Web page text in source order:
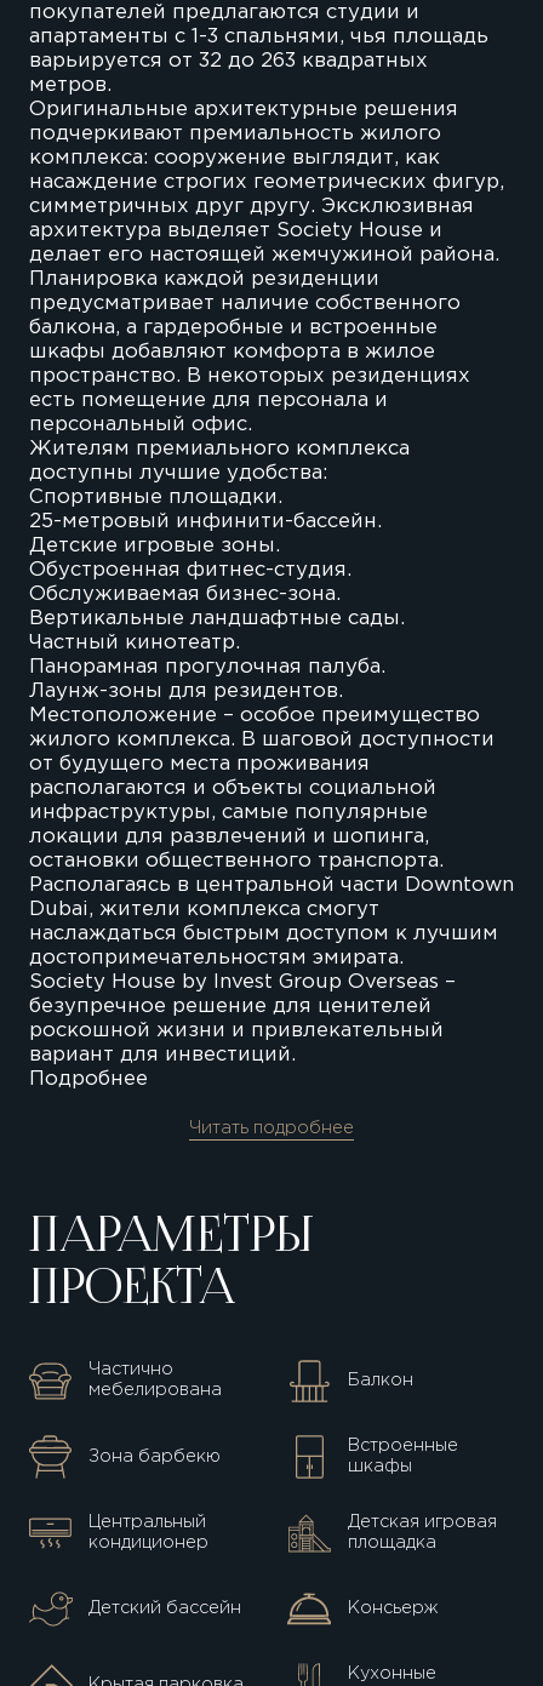
покупателей предлагаются студии и
апартаменты с 1-3 спальнями, чья площадь
варьируется от 32 до 263 квадратных
метров.
Оригинальные архитектурные решения
подчеркивают премиальность жилого
комплекса: сооружение выглядит, как
насаждение строгих геометрических фигур,
симметричных друг другу. Эксклюзивная
архитектура выделяет Society House и
делает его настоящей жемчужиной района.
Планировка каждой резиденции
предусматривает наличие собственного
балкона, а гардеробные и встроенные
шкафы добавляют комфорта в жилое
пространство. В некоторых резиденциях
есть помещение для персонала и
персональный офис.
Жителям премиального комплекса
доступны лучшие удобства:
Спортивные площадки.
25-метровый инфинити-бассейн.
Детские игровые зоны.
Обустроенная фитнес-студия.
Обслуживаемая бизнес-зона.
Вертикальные ландшафтные сады.
Частный кинотеатр.
Панорамная прогулочная палуба.
Лаунж-зоны для резидентов.
Местоположение – особое преимущество
жилого комплекса. В шаговой доступности
от будущего места проживания
располагаются и объекты социальной
инфраструктуры, самые популярные
локации для развлечений и шопинга,
остановки общественного транспорта.
Располагаясь в центральной части Downtown
Dubai, жители комплекса смогут
наслаждаться быстрым доступом к лучшим
достопримечательностям эмирата.
Society House by Invest Group Overseas –
безупречное решение для ценителей
роскошной жизни и привлекательный
вариант для инвестиций.
Подробнее
Читать подробнее
ПАРАМЕТРЫ
ПРОЕКТА
Частично
мебелирована
Балкон
Зона барбекю
Встроенные
шкафы
Центральный
кондиционер
Детская игровая
площадка
Детский бассейн Консьерж
Кухонные